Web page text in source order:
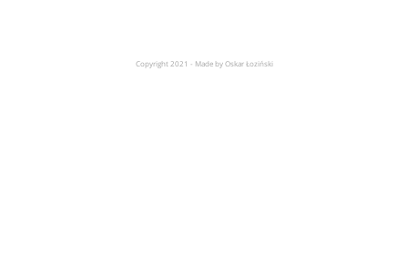
Copyright 2021 - Made by Oskar Łoziński